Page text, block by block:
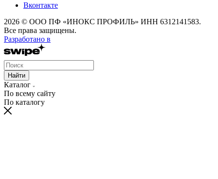
Вконтакте
2026 © ООО ПФ «ИНОКС ПРОФИЛЬ» ИНН 6312141583.
Все права защищены.
Разработано в
Найти
Каталог
По всему сайту
По каталогу